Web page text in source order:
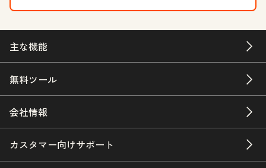
主な機能
無料ツール
会社情報
カスタマー向けサポート